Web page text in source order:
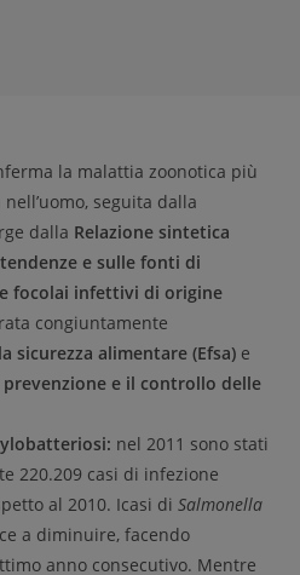
la malattia zoonotica più
seguita dalla
dalla Relazione sintetica
e sulle fonti di
focolai infettivi di origine
congiuntamente
sicurezza alimentare (Efsa) e
e il controllo delle
nel 2011 sono stati
220.209 casi di infezione
al 2010. Icasi diSalmonella
a diminuire, facendo
anno consecutivo. Mentre